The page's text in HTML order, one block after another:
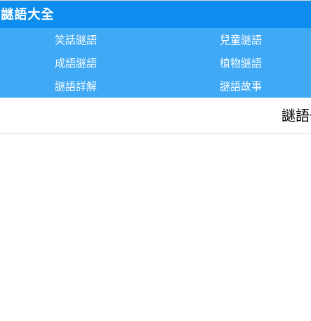
謎語大全
笑話謎語 兒童謎語
成語謎語
植物謎語
謎語詳解
謎語故事
謎